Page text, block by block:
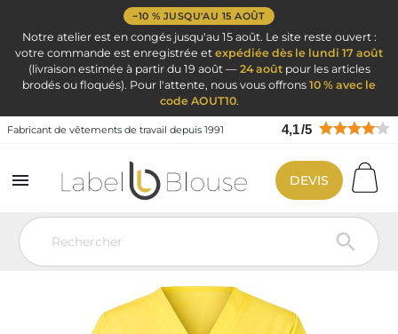
−10 % JUSQU'AU 15 AOÛT
Notre atelier est en congés jusqu'au 15 août. Le site reste ouvert :
votre commande est enregistrée et expédiée dès le lundi 17 août
(livraison estimée à partir du 19 août — 24 aoûtpour les articles
brodés ou floqués). Pour l'attente, nous vous offrons 10 % avec le
code AOUT10.
Fabricant de vêtements de travail depuis 1991 4,1/5


DEVIS
Vêtement de travail Blouse médicale Blouse Dentiste
Blouse
pour cabinet dentaire